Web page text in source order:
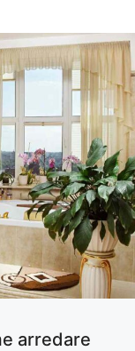
arredare